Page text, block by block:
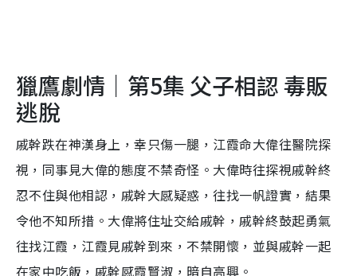
獵鷹劇情｜第5集 父子相認 毒販
逃脫
戚幹跌在神漢身上，幸只傷一腿，江霞命大偉往醫院探
視，同事見大偉的態度不禁奇怪。大偉時往探視戚幹終
忍不住與他相認，戚幹大感疑惑，往找一帆證實，結果
令他不知所措。大偉將住址交給戚幹，戚幹終鼓起勇氣
往找江霞，江霞見戚幹到來，不禁開懷，並與戚幹一起
在家中吃飯，戚幹感霞賢淑，暗自高興。